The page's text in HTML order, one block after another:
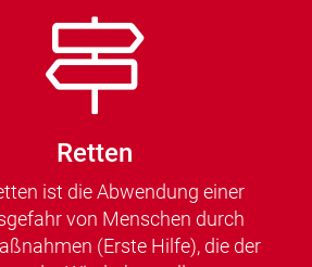
Retten
ist die Abwendung einer
von Menschen durch
(Erste Hilfe), die der